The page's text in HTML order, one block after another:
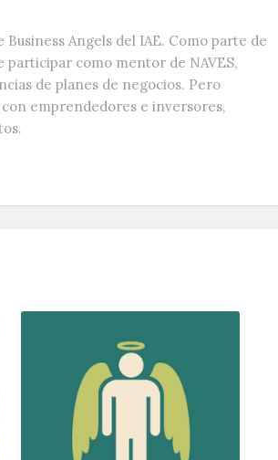
Angels del IAE. Como parte de
como mentor de NAVES,
de planes de negocios. Pero
emprendedores e inversores,